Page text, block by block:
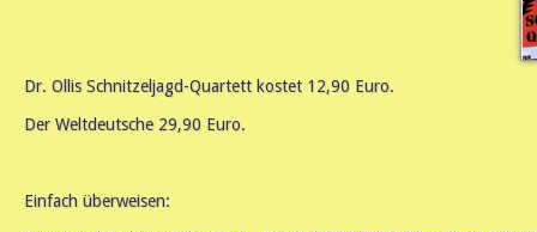
Dr. Ollis Schnitzeljagd-Quartett kostet 12,90 Euro.
Der Weltdeutsche 29,90 Euro.
Einfach überweisen: